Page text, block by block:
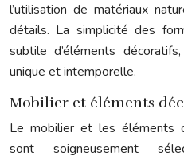
l’utilisation de matériaux
détails. La simplicité des
subtile d’éléments
unique et intemporelle.
Mobilier et éléments
Le mobilier et les éléments
sont soigneusement